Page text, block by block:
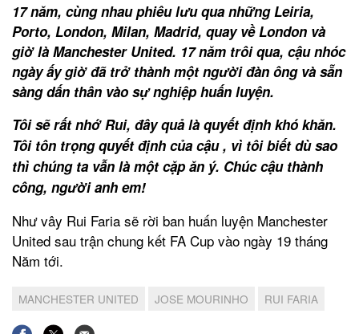
17 năm, cùng nhau phiêu lưu qua những Leiria,
Porto, London, Milan, Madrid, quay về London và
giờ là Manchester United. 17 năm trôi qua, cậu nhóc
ngày ấy giờ đã trở thành một người đàn ông và sẵn
sàng dấn thân vào sự nghiệp huấn luyện.
Tôi sẽ rất nhớ Rui, đây quả là quyết định khó khăn.
Tôi tôn trọng quyết định của cậu , vì tôi biết dù sao
thì chúng ta vẫn là một cặp ăn ý. Chúc cậu thành
công, người anh em!
Như vây Rui Faria sẽ rời ban huấn luyện Manchester
United sau trận chung kết FA Cup vào ngày 19 tháng
Năm tới.
MANCHESTER UNITED JOSE MOURINHO RUI FARIA